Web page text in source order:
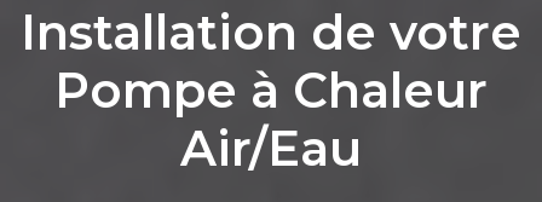
Installation de votre
Pompe à Chaleur
Air/Eau